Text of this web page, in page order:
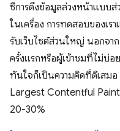
ซีการดึงข้อมูลล่วงหน้าแบบ
ในเครื่อง การทดสอบของเร
รับเว็บไซต์ส่วนใหญ่ นอกจา
ครั้งแรกหรือผู้เข้าชมที่ไม่บ่อ
ทันใจก็เป็นความคิดที่ดีเสมอ
Largest Contentful Paint
20-30%